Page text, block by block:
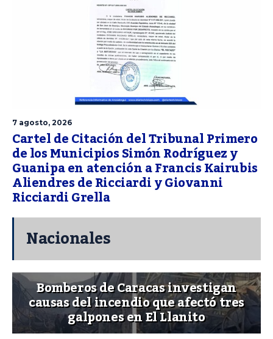
7 agosto, 2026
Cartel de Citación del Tribunal Primero
de los Municipios Simón Rodríguez y
Guanipa en atención a Francis Kairubis
Aliendres de Ricciardi y Giovanni
Ricciardi Grella
Nacionales
Bomberos de Caracas investigan
causas del incendio que afectó tres
galpones en El Llanito